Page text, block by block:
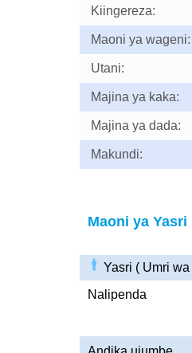
Kiingereza:
Maoni ya wageni:
Utani:
Majina ya kaka:
Majina ya dada:
Makundi:
Maoni ya Yasri
Yasri ( Umri
Nalipenda